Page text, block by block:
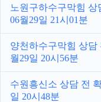
노원구하수구막힘 상
06월29일 21시01분
양천하수구막힘 상담
월29일 20시56분
수원흥신소 상담 전
일 20시48분